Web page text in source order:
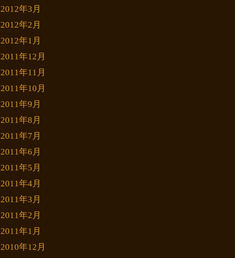
2012年3月
2012年2月
2012年1月
2011年12月
2011年11月
2011年10月
2011年9月
2011年8月
2011年7月
2011年6月
2011年5月
2011年4月
2011年3月
2011年2月
2011年1月
2010年12月